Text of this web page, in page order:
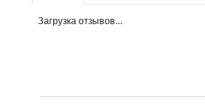
Загрузка отзывов...